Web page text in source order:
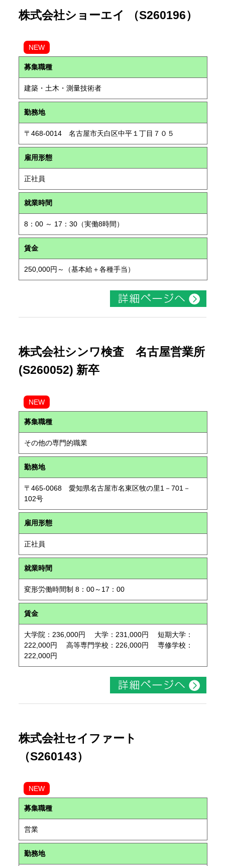
株式会社ショーエイ （S260196）
NEW
募集職種
建築・土木・測量技術者
勤務地
〒468-0014 名古屋市天白区中平１丁目７０５
雇用形態
正社員
就業時間
8：00 ～ 17：30（実働8時間）
賃金
250,000円～（基本給＋各種手当）
株式会社シンワ検査 名古屋営業所
(S260052) 新卒
NEW
募集職種
その他の専門的職業
勤務地
〒465-0068 愛知県名古屋市名東区牧の里1－701－
102号
雇用形態
正社員
就業時間
変形労働時間制 8：00～17：00
賃金
大学院：236,000円 大学：231,000円 短期大学：
222,000円 高等専門学校：226,000円 専修学校：
222,000円
株式会社セイファート
（S260143）
NEW
募集職種
営業
勤務地